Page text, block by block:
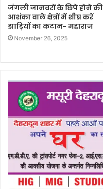
जंगली जानवरों के छिपे होने की
आशंका वाले क्षेत्रों में शीघ्र करें
झाड़ियों का कटान- महाराज
November 26, 2025